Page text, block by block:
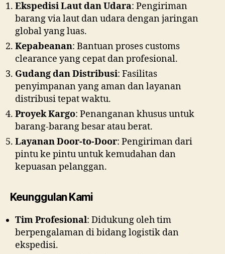
Ekspedisi Laut dan Udara: Pengiriman
barang via laut dan udara dengan jaringan
global yang luas.
Kepabeanan: Bantuan proses customs
clearance yang cepat dan profesional.
Gudang dan Distribusi: Fasilitas
penyimpanan yang aman dan layanan
distribusi tepat waktu.
Proyek Kargo: Penanganan khusus untuk
barang-barang besar atau berat.
Layanan Door-to-Door: Pengiriman dari
pintu ke pintu untuk kemudahan dan
kepuasan pelanggan.
Keunggulan Kami
Tim Profesional: Didukung oleh tim
berpengalaman di bidang logistik dan
ekspedisi.